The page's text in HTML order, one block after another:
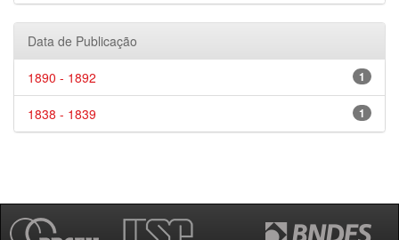
Data de Publicação
1
1890 - 1892
1
1838 - 1839